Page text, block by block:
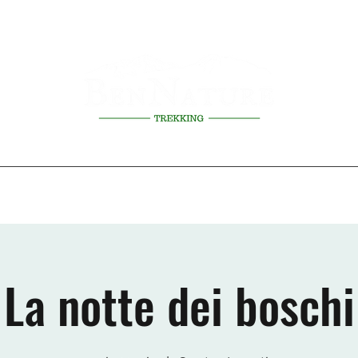
La notte dei boschi